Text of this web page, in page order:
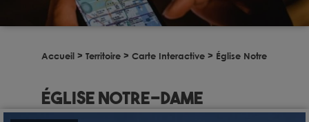
Accueil > Territoire > Carte Interactive > Église Notre-Dame
Église Notre-Dame